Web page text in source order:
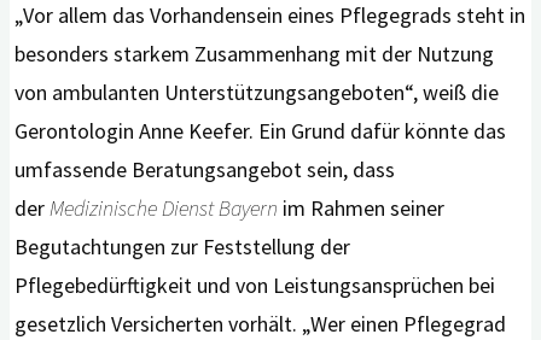
„Vor allem das Vorhandensein eines Pflegegrads steht in
besonders starkem Zusammenhang mit der Nutzung
von ambulanten Unterstützungsangeboten“, weiß die
Gerontologin Anne Keefer. Ein Grund dafür könnte das
umfassende Beratungsangebot sein, dass
derMedizinische Dienst Bayern im Rahmen seiner
Begutachtungen zur Feststellung der
Pflegebedürftigkeit und von Leistungsansprüchen bei
gesetzlich Versicherten vorhält. „Wer einen Pflegegrad